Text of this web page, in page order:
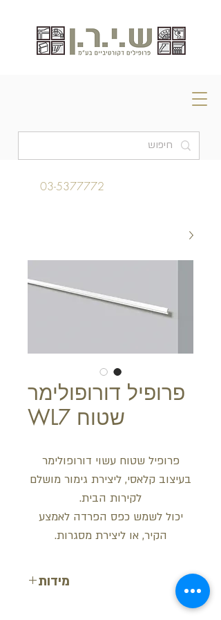
03-5377772
פרופיל דורופולימר
שטוח WL7
פרופיל שטוח עשוי דורופולימר
בעיצוב קלאסי, ליצירת גימור מושלם
לקירות הבית.
יכול לשמש כפס הפרדה לאמצע
הקיר, או ליצירת מסגרות.
מידות